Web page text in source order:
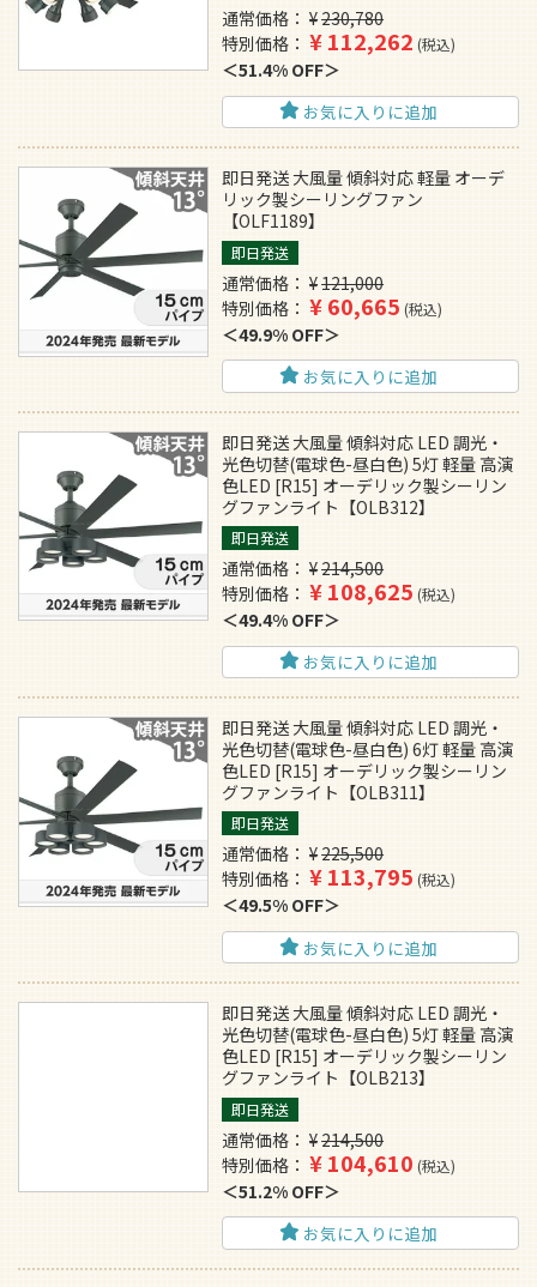
通常価格 ¥230,780
特別価格
¥112,262 税込
51.4% OFF
お気に入りに追加
即日発送 大風量 傾斜対応 軽量 オーデ
リック製シーリングファン
【OLF1189】
即日発送
通常価格 ¥121,000
特別価格
¥60,665 税込
49.9% OFF
お気に入りに追加
即日発送 大風量 傾斜対応 LED 調光・
光色切替(電球色-昼白色) 5灯 軽量 高演
色LED [R15] オーデリック製シーリン
グファンライト【OLB312】
即日発送
通常価格 ¥214,500
特別価格
¥108,625 税込
49.4% OFF
お気に入りに追加
即日発送 大風量 傾斜対応 LED 調光・
光色切替(電球色-昼白色) 6灯 軽量 高演
色LED [R15] オーデリック製シーリン
グファンライト【OLB311】
即日発送
通常価格 ¥225,500
特別価格
¥113,795 税込
49.5% OFF
お気に入りに追加
即日発送 大風量 傾斜対応 LED 調光・
光色切替(電球色-昼白色) 5灯 軽量 高演
色LED [R15] オーデリック製シーリン
グファンライト【OLB213】
即日発送
通常価格 ¥214,500
特別価格
¥104,610 税込
51.2% OFF
お気に入りに追加